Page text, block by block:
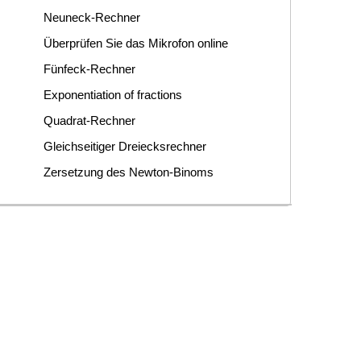
Neuneck-Rechner
Überprüfen Sie das Mikrofon online
Fünfeck-Rechner
Exponentiation of fractions
Quadrat-Rechner
Gleichseitiger Dreiecksrechner
Zersetzung des Newton-Binoms